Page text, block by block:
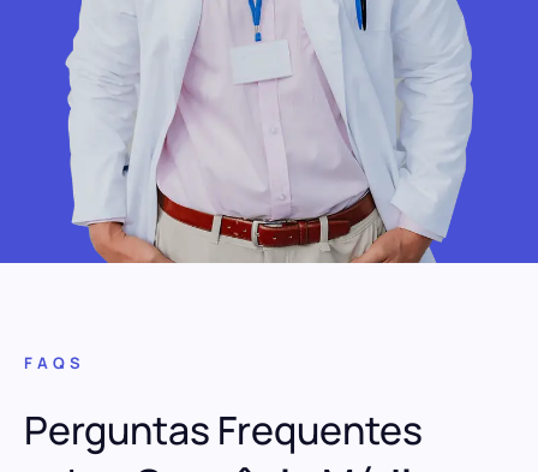
FAQS
Perguntas Frequentes